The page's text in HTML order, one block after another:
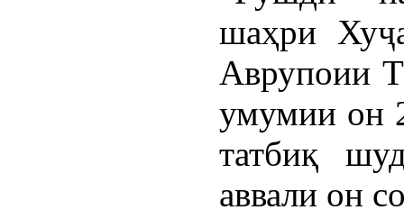
шаҳри
Аврупоии
умумии он
татбиқ
аввали он